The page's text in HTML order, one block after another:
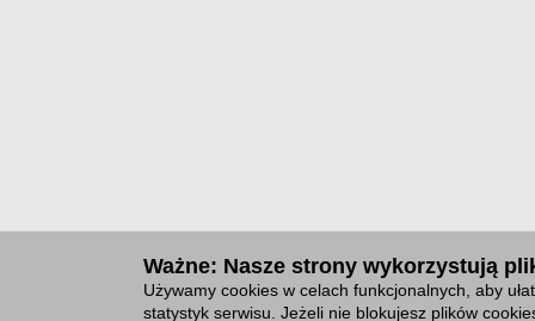
Ważne: Nasze strony wykorzystują
Używamy cookies w celach funkcjonalnych, aby
statystyk serwisu. Jeżeli nie blokujesz plików